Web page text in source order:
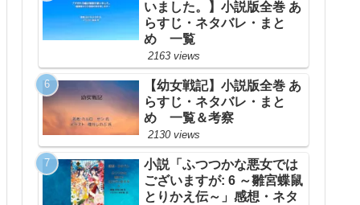
いました。】小説版全巻 あ
らすじ・ネタバレ・まと
め 一覧
2163 views
【幼女戦記】小説版全巻 あ
らすじ・ネタバレ・まと
め 一覧＆考察
2130 views
小説「ふつつかな悪女では
ございますが: 6 ～雛宮蝶鼠
とりかえ伝～」感想・ネタ